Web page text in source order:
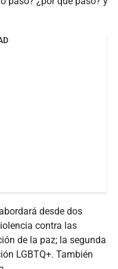
desde dos
contra las
de la paz; la segunda
LGBTQ+. También